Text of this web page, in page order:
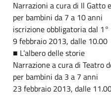
Narrazioni a cura di Il Gatto
per bambini da 7 a 10 anni
iscrizione obbligatoria dal
9 febbraio 2013, dalle 10.00
■ L’albero delle storie
Narrazione a cura di Teatro
per bambini da 3 a 7 anni
23 febbraio 2013, dalle